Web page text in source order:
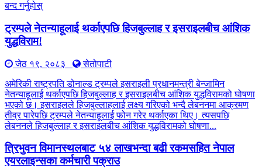
बन्द गर्नुहोस्
ट्रम्पले नेतन्याहूलाई थर्काएपछि हिजबुल्लाह र इसराइलबीच आंशिक
युद्धविराम!
जेठ १९, २०८३
सेतोपाटी
अमेरिकी राष्ट्रपति डोनाल्ड ट्रम्पले इसराइली प्रधानमन्त्री बेन्जामिन
नेतन्याहूलाई थर्काएपछि हिजबुल्लाह र इसराइलबीच आंशिक युद्धविरामको घोषणा
भएको छ। इसराइलले हिजबुल्लाहलाई लक्ष्य गरिएको भन्दै लेबननमा आक्रमण
तीव्र पारेपछि ट्रम्पले नेतन्याहूलाई फोन गरेर थर्काएका थिए। त्यसपछि
लेबननले हिजबुल्लाह र इसराइलबीच आंशिक युद्धविरामको घोषणा...
त्रिभुवन विमानस्थलबाट ५४ लाखभन्दा बढी रकमसहित नेपाल
एयरलाइन्सका कर्मचारी पक्राउ